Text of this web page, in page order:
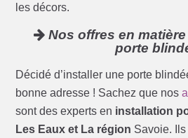
les décors.
Nos offres en matière
porte
Décidé d’installer une porte
bonne adresse ! Sachez que nos
sont des experts en installation
Les Eaux et La région Savoie.